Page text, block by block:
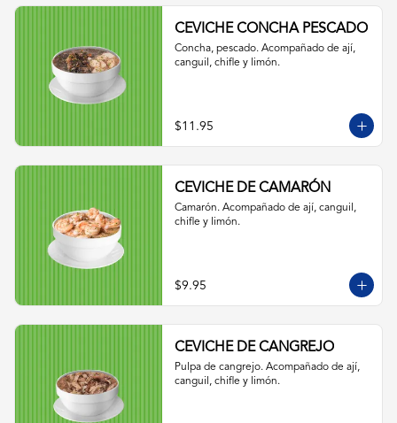
CEVICHE CONCHA PESCADO
Concha, pescado. Acompañado de ají,
canguil, chifle y limón.
$11.95
CEVICHE DE CAMARÓN
Camarón. Acompañado de ají, canguil,
chifle y limón.
$9.95
CEVICHE DE CANGREJO
Pulpa de cangrejo. Acompañado de ají,
canguil, chifle y limón.